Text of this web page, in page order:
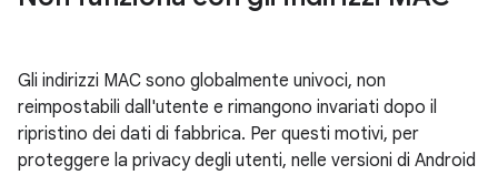
Gli indirizzi MAC sono globalmente univoci, non
reimpostabili dall'utente e rimangono invariati dopo il
ripristino dei dati di fabbrica. Per questi motivi, per
proteggere la privacy degli utenti, nelle versioni di Android